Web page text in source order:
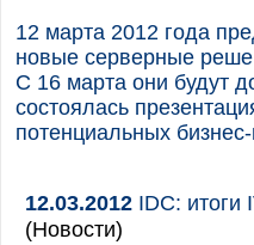
12 марта 2012 года
новые серверные
С 16 марта они будут
состоялась
потенциальных
12.03.2012 IDC: итоги
(Новости)